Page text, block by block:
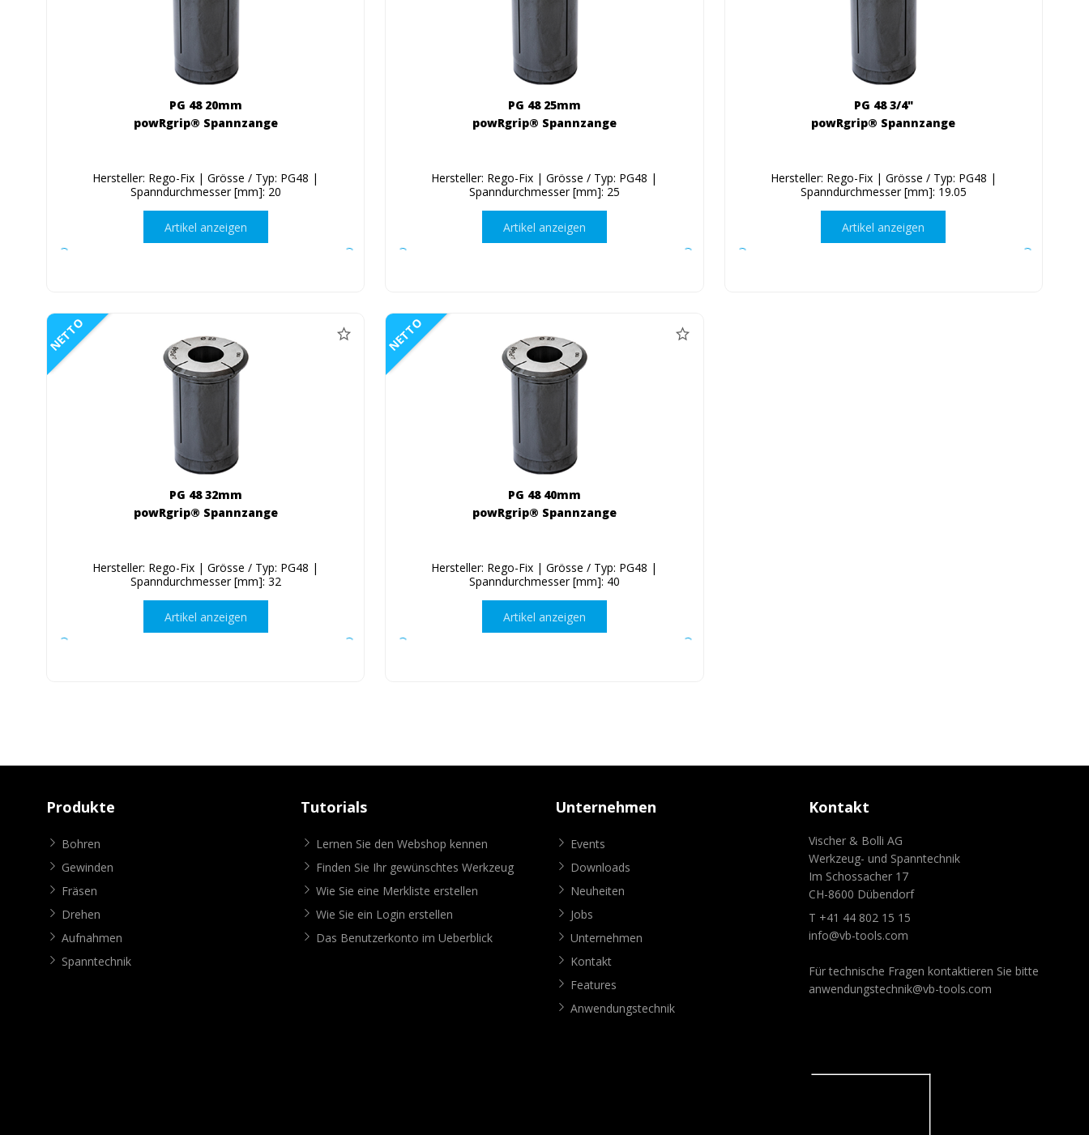
PG 48 20mm
powRgrip® Spannzange
Hersteller: Rego-Fix | Grösse / Typ: PG48 |
Spanndurchmesser [mm]: 20
Artikel anzeigen
PG 48 25mm
powRgrip® Spannzange
Hersteller: Rego-Fix | Grösse / Typ: PG48 |
Spanndurchmesser [mm]: 25
Artikel anzeigen
PG 48 3/4"
powRgrip® Spannzange
Hersteller: Rego-Fix | Grösse / Typ: PG48 |
Spanndurchmesser [mm]: 19.05
Artikel anzeigen
NETTO
PG 48 32mm
powRgrip® Spannzange
Hersteller: Rego-Fix | Grösse / Typ: PG48 |
Spanndurchmesser [mm]: 32
Artikel anzeigen
NETTO
PG 48 40mm
powRgrip® Spannzange
Hersteller: Rego-Fix | Grösse / Typ: PG48 |
Spanndurchmesser [mm]: 40
Artikel anzeigen
Produkte
Bohren
Gewinden
Fräsen
Drehen
Aufnahmen
Spanntechnik
Tutorials
Lernen Sie den Webshop kennen
Finden Sie Ihr gewünschtes Werkzeug
Wie Sie eine Merkliste erstellen
Wie Sie ein Login erstellen
Das Benutzerkonto im Ueberblick
Unternehmen
Events
Downloads
Neuheiten
Jobs
Unternehmen
Kontakt
Features
Anwendungstechnik
Kontakt
Vischer & Bolli AG
Werkzeug- und Spanntechnik
Im Schossacher 17
CH-8600 Dübendorf
T +41 44 802 15 15
info@vb-tools.com
Für technische Fragen kontaktieren Sie bitte
anwendungstechnik@vb-tools.com